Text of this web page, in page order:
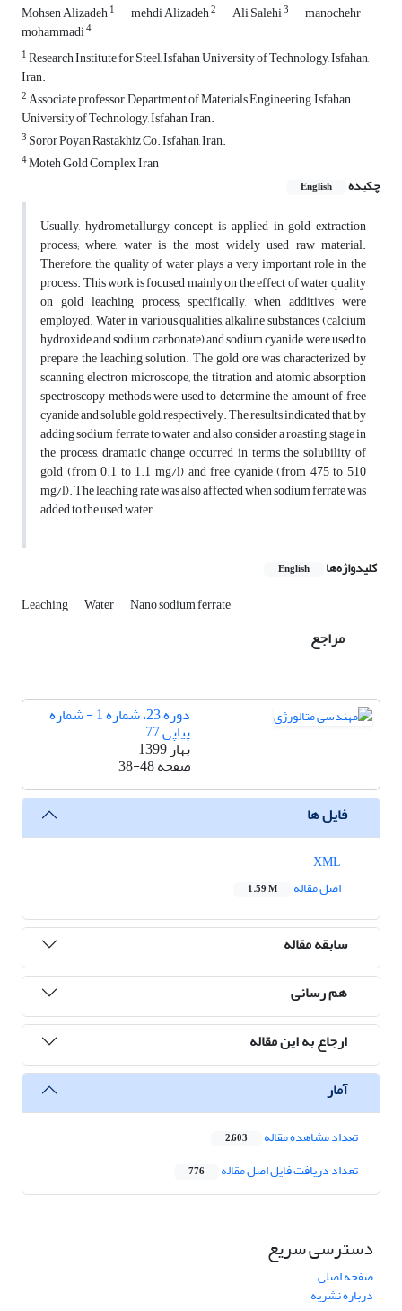
Mohsen Alizadeh1 mehdi Alizadeh2 Ali Salehi3 manochehr
mohammadi4
1Research Institute for Steel, Isfahan University of Technology, Isfahan,
Iran.
2Associate professor, Department of Materials Engineering, Isfahan
University of Technology, Isfahan, Iran.
3 Soror Poyan Rastakhiz Co. Isfahan, Iran.
4Moteh Gold Complex, Iran
چکیده
English
Usually, hydrometallurgy concept is applied in gold extraction
process; where, water is the most widely used raw material.
Therefore, the quality of water plays a very important role in the
process. This work is focused mainly on the effect of water quality
on gold leaching process; specifically, when additives were
employed. Water in various qualities, alkaline substances (calcium
hydroxide and sodium carbonate) and sodium cyanide were used to
prepare the leaching solution. The gold ore was characterized by
scanning electron microscope; the titration and atomic absorption
spectroscopy methods were used to determine the amount of free
cyanide and soluble gold, respectively. The results indicated that, by
adding sodium ferrate to water and also consider a roasting stage in
the process, dramatic change occurred in terms the solubility of
gold (from 0.1 to 1.1 mg/l) and free cyanide (from 475 to 510
mg/l). The leaching rate was also affected when sodium ferrate was
added to the used water.
کلیدواژه‌ها English
Leaching Water Nano sodium ferrate
مراجع
دوره 23، شماره 1 - شماره
پیاپی 77
بهار 1399
صفحه38-48
فایل ها
اصل مقاله
1.59 M
سابقه مقاله
هم رسانی
ارجاع به این مقاله
آمار
تعداد مشاهده مقاله 2,603
تعداد دریافت فایل اصل مقاله 776
دسترسی سریع
صفحه اصلی
درباره نشریه